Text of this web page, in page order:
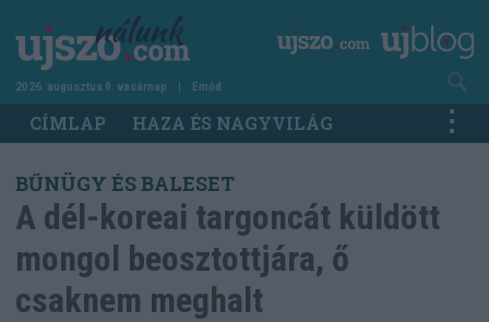
tartalomra
2026. augusztus 9. vasárnap Emőd
Main
navigation
CÍMLAP HAZA ÉS NAGYVILÁG
BŰNÜGY ÉS BALESET
A dél-koreai targoncát küldött
mongol beosztottjára, ő
csaknem meghalt